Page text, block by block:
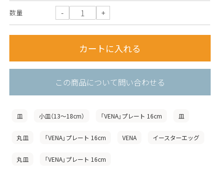
数量
この商品について問い合わせる
皿 小皿（13〜18cm） 「VENA」プレート 16cm 皿
丸皿 「VENA」プレート 16cm VENA イースターエッグ
丸皿 「VENA」プレート 16cm